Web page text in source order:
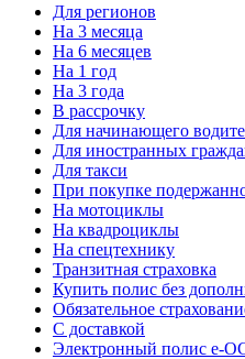
Для регионов
На 3 месяца
На 6 месяцев
На 1 год
На 3 года
В рассрочку
Для начинающего
Для иностранных
Для такси
При покупке
На мотоциклы
На квадроциклы
На спецтехнику
Транзитная страховка
Купить полис без
Обязательное
С доставкой
Электронный полис е-